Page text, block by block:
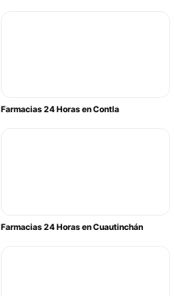
Farmacias 24 Horas en Contla
Farmacias 24 Horas en Cuautinchán